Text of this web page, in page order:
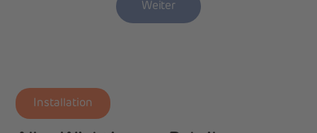
Weiter
Installation